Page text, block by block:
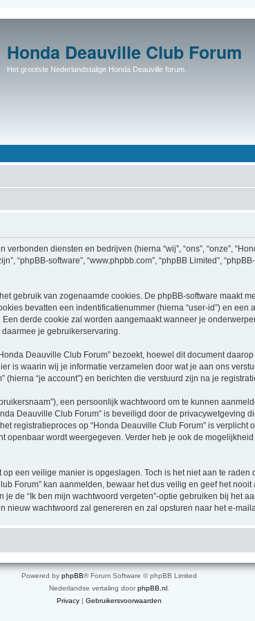
Honda Deauville Club Forum
Het grootste Nederlandstalige Honda Deauville forum.
diensten en bedrijven (hierna “wij”, “ons”, “onze”,
“phpBB-software”, “www.phpbb.com”, “phpBB Limited”,
gebruik van zogenaamde cookies. De phpBB-software maakt
bevatten een indentificatienummer (hierna “user-id”) en een
derde cookie zal worden aangemaakt wanneer je
je gebruikerservaring.
Deauville Club Forum” bezoekt, hoewel dit document
is waarin wij je informatie verzamelen door wat je aan ons
“je account”) en berichten die verstuurd zijn na je
een persoonlijk wachtwoord om te kunnen
Deauville Club Forum” is beveiligd door de privacywetgeving
registratieproces op “Honda Deauville Club Forum” is verplicht
wordt weergegeven. Verder heb je ook de
een veilige manier is opgeslagen. Toch is het niet aan te
Forum” kan aanmelden, bewaar het dus veilig en geef het
de “Ik ben mijn wachtwoord vergeten”-optie gebruiken bij het
wachtwoord zal genereren en zal opsturen naar het e-
Powered by phpBB® Forum Software © phpBB Limited
Nederlandse vertaling doorphpBB.nl
Privacy | Gebruikersvoorwaarden